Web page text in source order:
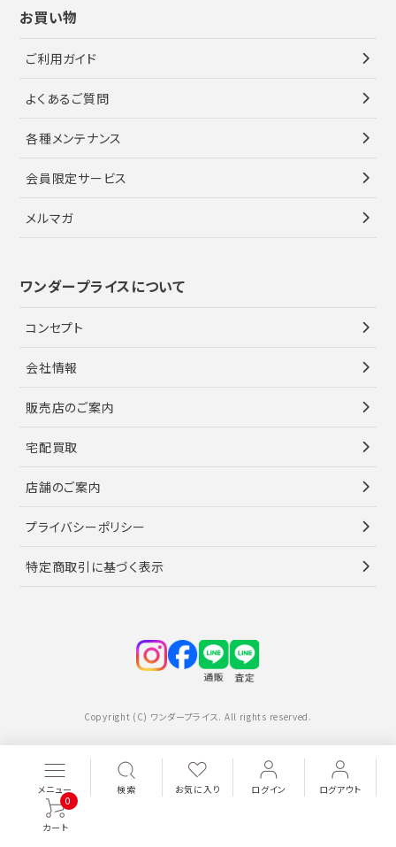
メニュー 検索 お気に入り ログイン ログアウト
カート
0
お買い物
ご利用ガイド
よくあるご質問
各種メンテナンス
会員限定サービス
メルマガ
ワンダープライスについて
コンセプト
会社情報
販売店のご案内
宅配買取
店舗のご案内
プライバシーポリシー
特定商取引に基づく表示
Copyright (C) ワンダープライス. All rights reserved.